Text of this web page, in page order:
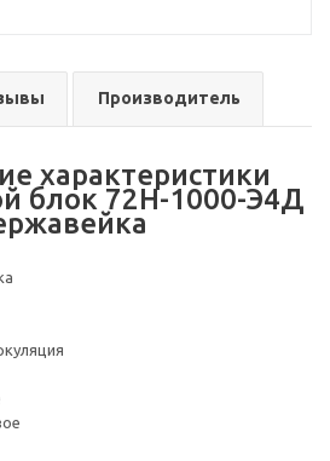
Производитель
характеристики
блок 72Н-1000-Э4Д